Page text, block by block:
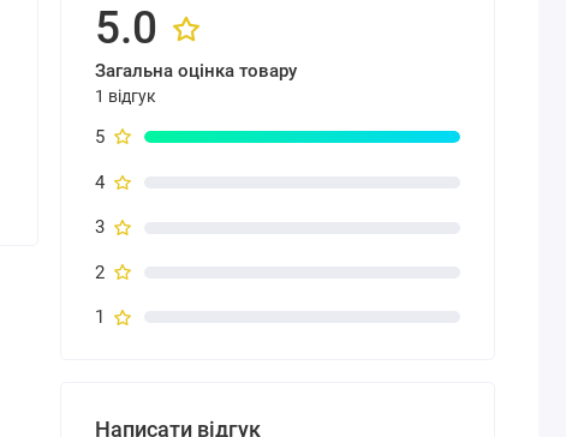
5.0
Загальна оцінка товару
1 відгук
5
4
3
2
1
Написати відгук